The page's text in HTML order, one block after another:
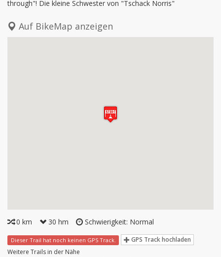
through"! Die kleine Schwester von "Tschack Norris"
Auf BikeMap anzeigen
0 km 30 hm Schwierigkeit: Normal
Dieser Trail hat noch keinen GPS Track.
GPS Track hochladen
Weitere Trails in der Nähe